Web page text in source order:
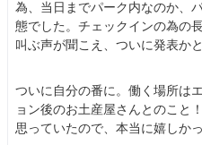
為、当日までパーク内なのか、
態でした。チェックインの為の
叫ぶ声が聞こえ、ついに発表か
ついに自分の番に。働く場所は
ョン後のお土産屋さんとのこと
思っていたので、本当に嬉しかっ